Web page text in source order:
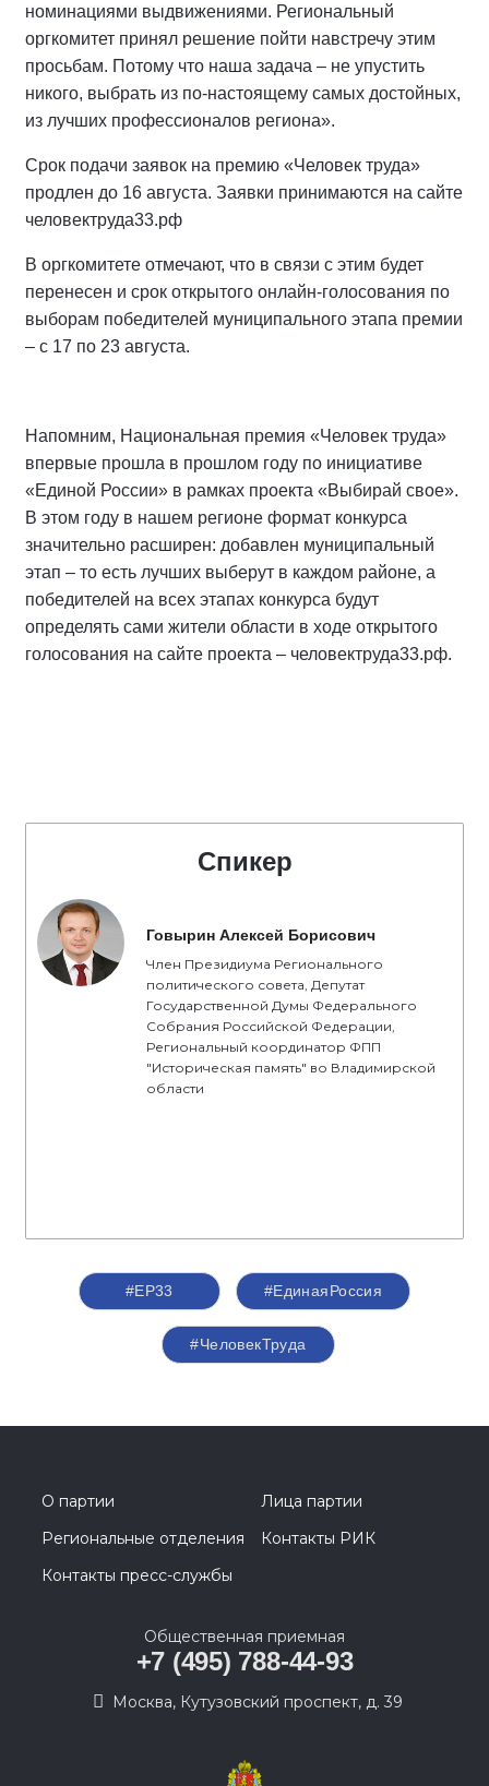
номинациями выдвижениями. Региональный
оргкомитет принял решение пойти навстречу этим
просьбам. Потому что наша задача – не упустить
никого, выбрать из по-настоящему самых достойных,
из лучших профессионалов региона».
Срок подачи заявок на премию «Человек труда»
продлен до 16 августа. Заявки принимаются на сайте
человектруда33.рф
В оргкомитете отмечают, что в связи с этим будет
перенесен и срок открытого онлайн-голосования по
выборам победителей муниципального этапа премии
– с 17 по 23 августа.
Напомним, Национальная премия «Человек труда»
впервые прошла в прошлом году по инициативе
«Единой России» в рамках проекта «Выбирай свое».
В этом году в нашем регионе формат конкурса
значительно расширен: добавлен муниципальный
этап – то есть лучших выберут в каждом районе, а
победителей на всех этапах конкурса будут
определять сами жители области в ходе открытого
голосования на сайте проекта – человектруда33.рф.
Спикер
Говырин Алексей Борисович
Член Президиума Регионального
политического совета, Депутат
Государственной Думы Федерального
Собрания Российской Федерации,
Региональный координатор ФПП
"Историческая память" во Владимирской
области
#ЕР33 #‎ЕдинаяРоссия
#ЧеловекТруда
О партии
Лица партии
Региональные отделения
Контакты РИК
Контакты пресс-службы
Общественная приемная
+7 (495) 788-44-93
Москва, Кутузовский проспект, д. 39